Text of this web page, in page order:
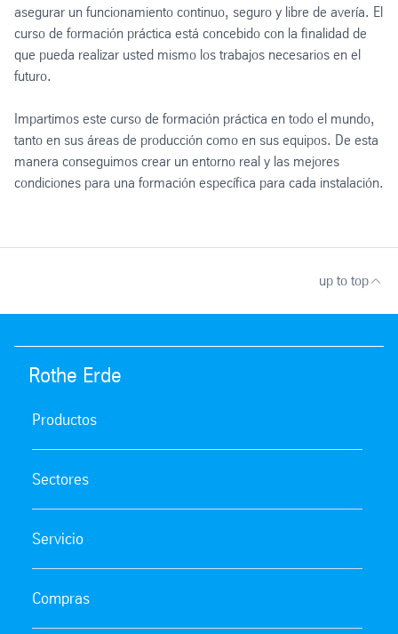
asegurar un funcionamiento continuo, seguro y libre de avería. El
curso de formación práctica está concebido con la finalidad de
que pueda realizar usted mismo los trabajos necesarios en el
futuro.
Impartimos este curso de formación práctica en todo el mundo,
tanto en sus áreas de producción como en sus equipos. De esta
manera conseguimos crear un entorno real y las mejores
condiciones para una formación específica para cada instalación.
up to top
Rothe Erde
Productos
Sectores
Servicio
Compras